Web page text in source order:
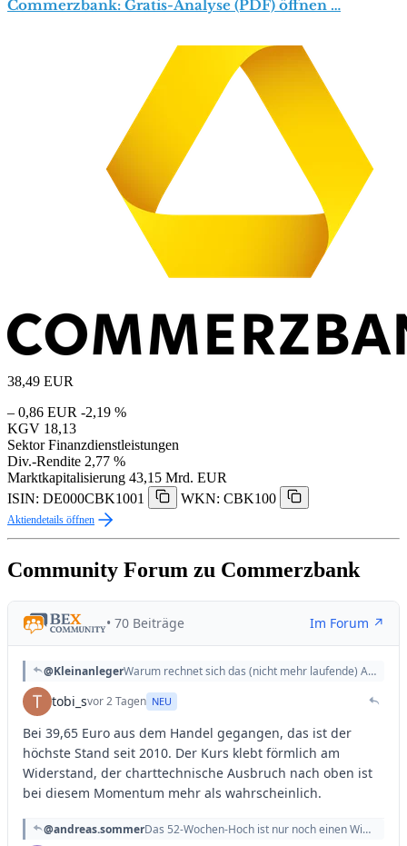
Commerzbank: Gratis-Analyse (PDF) öffnen …
38,49 EUR
– 0,86 EUR -2,19 %
KGV 18,13
Sektor Finanzdienstleistungen
Div.-Rendite 2,77 %
Marktkapitalisierung 43,15 Mrd. EUR
ISIN: DE000CBK1001
WKN: CBK100
Aktiendetails öffnen
Community Forum zu Commerzbank